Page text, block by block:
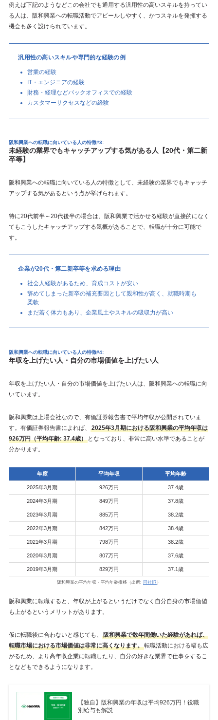
例えば下記のようなどこの会社でも通用する汎用性の高いスキルを持ってい
る人は、阪和興業への転職活動でアピールしやすく、かつスキルを発揮する
機会も多く設けられています。
汎用性の高いスキルや専門的な経験の例
営業の経験
IT・エンジニアの経験
財務・経理などバックオフィスでの経験
カスタマーサクセスなどの経験
阪和興業への転職に向いている人の特徴#3:
未経験の業界でもキャッチアップする気がある人【20代・第二新
卒等】
阪和興業への転職に向いている人の特徴として、未経験の業界でもキャッチ
アップする気があるという点が挙げられます。
特に20代前半～20代後半の場合は、阪和興業で活かせる経験が直接的になく
てもこうしたキャッチアップする気概があることで、転職が十分に可能で
す。
企業が20代・第二新卒等を求める理由
社会人経験があるため、育成コストが安い
辞めてしまった新卒の補充要因として親和性が高く、就職時期も
柔軟
まだ若く体力もあり、企業風土やスキルの吸収力が高い
阪和興業への転職に向いている人の特徴#4:
年収を上げたい人・自分の市場価値を上げたい人
年収を上げたい人・自分の市場価値を上げたい人は、阪和興業への転職に向
いています。
阪和興業は上場会社なので、有価証券報告書で平均年収が公開されていま
す。有価証券報告書によれば、
2025年3月期における阪和興業の平均年収は
926万円（平均年齢: 37.4歳）となっており、非常に高い水準であることが
分かります。
年度 平均年収 平均年齢
2025年3月期 926万円 37.4歳
2024年3月期 849万円 37.8歳
2023年3月期 885万円 38.2歳
2022年3月期 842万円 38.4歳
2021年3月期 798万円 38.2歳
2020年3月期 807万円 37.6歳
2019年3月期 829万円 37.1歳
阪和興業の平均年収・平均年齢推移（出所: 同社IR ）
阪和興業に転職すると、年収が上がるというだけでなく自分自身の市場価値
も上がるというメリットがあります。
仮に転職後に合わないと感じても、
阪和興業で数年間働いた経験があれば、
転職市場における市場価値は非常に高くなります。転職活動における幅も広
がるため、より高年収企業に転職したり、自分の好きな業界で仕事をするこ
となどもできるようになります。
【独自】阪和興業の年収は平均926万円！役職
別給与も解説